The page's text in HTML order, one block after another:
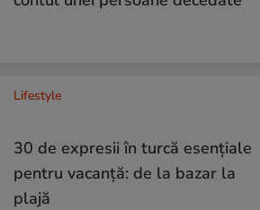
Lifestyle
30 de expresii în turcă esențiale
pentru vacanță: de la bazar la
plajă